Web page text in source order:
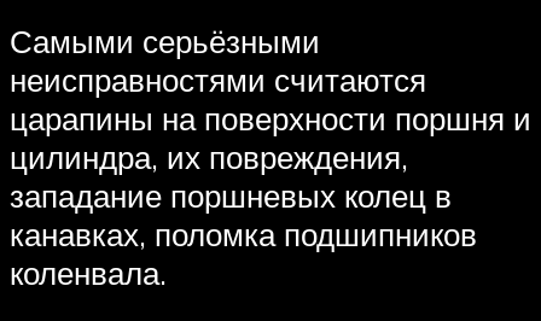
Самыми серьёзными
неисправностями считаются
царапины на поверхности поршня и
цилиндра, их повреждения,
западание поршневых колец в
канавках, поломка подшипников
коленвала.